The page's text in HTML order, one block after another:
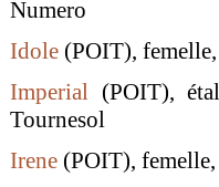
Numero
Idole (POIT),
Imperial (POIT),
Tournesol
Irene (POIT),